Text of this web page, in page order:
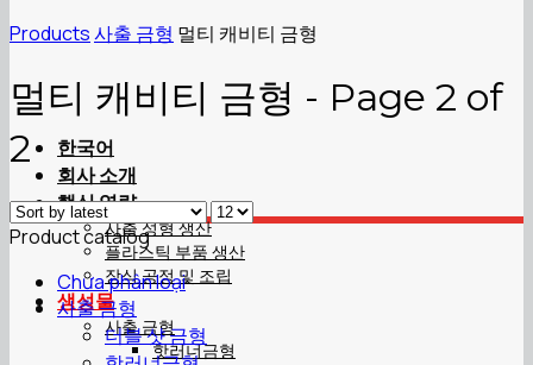
한국어
회사 소개
핵심 역량
사출 성형 생산
플라스틱 부품 생산
장식 공정 및 조립
생성물
사출 금형
핫러너금형
Products사출 금형 멀티 캐비티 금형
멀티 캐비티 금형 - Page 2 of
2
Product catalog
Chưa phân loại
사출 금형
더블 샷 금형